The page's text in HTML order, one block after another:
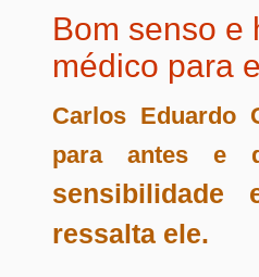
Bom senso e
médico para
Carlos Eduardo
para antes e
ressalta ele.